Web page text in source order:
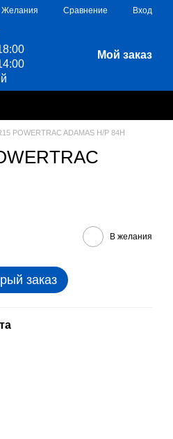
Желания Сравнение Вход
Мой заказ
POWERTRAC ADAMAS H/P 84H
В желания
заказ